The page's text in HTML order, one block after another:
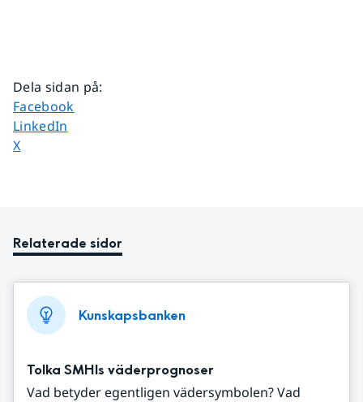
Dela sidan på:
Dela sidan på
Facebook
Dela sidan på
LinkedIn
Dela sidan på
X
Relaterade sidor
Kunskapsbanken
Tolka SMHIs väderprognoser
Vad betyder egentligen vädersymbolen? Vad